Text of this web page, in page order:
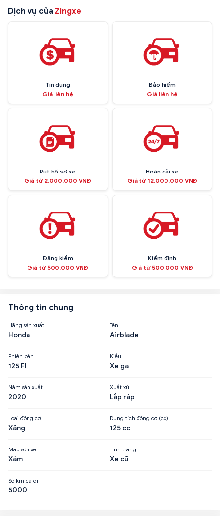
Dịch vụ của Zingxe
Tín dụng
Giá liên hệ
Bảo hiểm
Giá liên hệ
Rút hồ sơ xe
Giá từ 2.000.000 VNĐ
Hoán cải xe
Giá từ 12.000.000 VNĐ
Đăng kiểm
Giá từ 500.000 VNĐ
Kiểm định
Giá từ 500.000 VNĐ
Thông tin chung
Hãng sản xuất
Honda
Tên
Airblade
Phiên bản
125 FI
Kiểu
Xe ga
Năm sản xuất
2020
Xuất xứ
Lắp ráp
Loại động cơ
Xăng
Dung tích động cơ (cc)
125 cc
Màu sơn xe
Xám
Tình trạng
Xe cũ
Số km đã đi
5000